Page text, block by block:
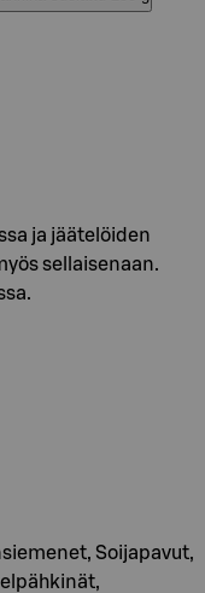
ja jäätelöiden
sellaisenaan.
Soijapavut,